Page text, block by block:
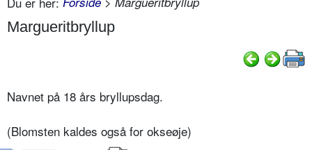
Margueritbryllup
Navnet på 18 års bryllupsdag.
(Blomsten kaldes også for okseøje)